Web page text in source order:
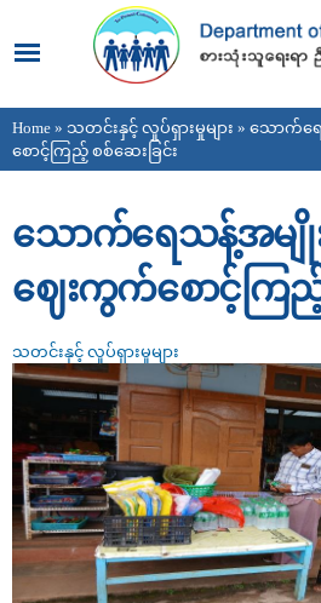
main
content
You are here
Home » သတင်းနှင့် လှုပ်ရှားမှုများ » သောက်ရ
စောင့်ကြည့် စစ်ဆေးခြင်း
သောက်ရေသန့်အမျိုး
ဈေးကွက်စောင့်ကြည့်
သတင်းနှင့် လှုပ်ရှားမှုများ